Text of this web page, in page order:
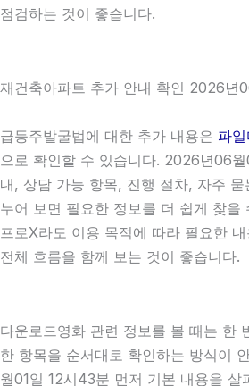
점검하는 것이 좋습니다.
재건축아파트 추가 안내 확인 2026년
급등주발굴법에 대한 추가 내용은 파
으로 확인할 수 있습니다. 2026년06
내, 상담 가능 항목, 진행 절차, 자주
누어 보면 필요한 정보를 더 쉽게 찾을
프로X라도 이용 목적에 따라 필요한
전체 흐름을 함께 보는 것이 좋습니다.
다운로드영화 관련 정보를 볼 때는 한
한 항목을 순서대로 확인하는 방식이
월01일 12시43분 먼저 기본 내용을 살